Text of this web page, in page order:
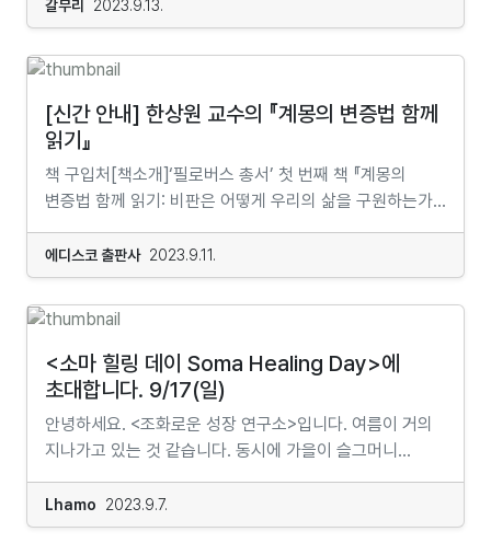
전공했다. 이후 시카고예술학교에서 현대 예술과 영화를
공부하면서 파리 국립고등예술학교의 교환학생 과정으로
조형물, 사진과 영화를 공부했다. 서강대학교 영상대학원
영화예술학(연출 전공) 과정에서 전쟁영화와 공간 담론,
문화연구와 미디어 연구, 작가주의와 다큐멘터리 이론을
연구했고, 이를 위해 하버드대학교 예술 및 과학
대학원에서 비지팅 펠로로 풍경과 지도 그리기, 도시
이론과 다큐멘터리 이론을 연구했다. 가천대, 연세대,
한예종, 서울예대, 건국대 등에서 강의하였다.
영화감독으로서는 감정의 아틀라스를 만드는 노마딕
(시카고, 2008), <지혜>(서울, 파리, 2008) 등 세 편의
인터뷰 중심의 시네마틱 초상화 다큐멘터리 <하동채복: 두
사람의 노래>와 <무순, 세상을 가로질러>를 연출했고,
이는 각각 2017년과 2019년에 부산국제영화제
와이드앵글-다큐멘터리 경쟁 부문에 월드프리미어로
초대됐다. 60여년 넘게 발달장애인의 삶에 헌신해온
대한성공회 김성수 주교의 삶을 기록한 다큐멘터리 <시몬
김성수 : 우리는 최고다>가 2023년 9월 중순 20회
갈무리 2023.9.13.
[신간 안내] 한상원 교수의 『계몽의 변증법 함께
읽기』
책 구입처[책소개]‘필로버스 총서’ 첫 번째 책 『계몽의
변증법 함께 읽기: 비판은 어떻게 우리의 삶을 구원하는가』
교수가 필로버스에서 진행한 『계몽의 변증법』 강독 세미나
내용을 책으로 엮은 것이다. 『계몽의 변증법』은 올해로
창립 100주년을 맞은 프랑크푸르트 사회조사연구소의
사상가들, 이른바 ‘프랑크푸르트 학파’ 내지는
‘비판이론’이라고 불린 지식인 그룹의 1세대를 대표하는
저작이다. 한상원 교수는 『계몽의 변증법 함께 읽기』를
우리 시대를 비판적으로 성찰하는 틀로 활용하고자
제안한다.『계몽의 변증법 함께 읽기』는 20세기 가장
위대한 철학 고전이자 아도르노와 호르크하이머 사상의
정수를 담은 『계몽의 변증법』을 이해하기 위한 최고의
에디스코 출판사 2023.9.11.
<소마 힐링 데이 Soma Healing Day>에
초대합니다. 9/17(일)
안녕하세요. <조화로운 성장 연구소>입니다. 여름이 거의
지나가고 있는 것 같습니다. 동시에 가을이 슬그머니
안녕하셨는지요?여름 휴가를 다녀오신 분도 계시고 못
다녀오신 분도 계실거라 생각합니다. 그런데 우리는 휴가를
Lhamo 2023.9.7.